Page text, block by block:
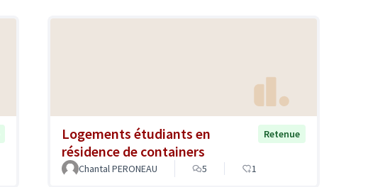
Logements étudiants en
résidence de containers
Retenue
Chantal PERONEAU 5 1